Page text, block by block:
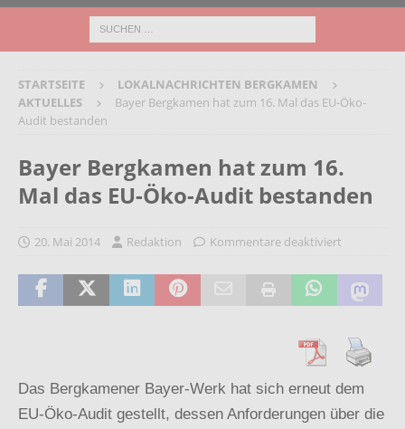
STARTSEITE
LOKALNACHRICHTEN BERGKAMEN
AKTUELLES
Bayer Bergkamen hat zum 16. Mal das EU-Öko-
Audit bestanden
Bayer Bergkamen hat zum 16.
Mal das EU-Öko-Audit bestanden
20. Mai 2014 Redaktion Kommentare deaktiviert
Das Bergkamener Bayer-Werk hat sich erneut dem
EU-Öko-Audit gestellt, dessen Anforderungen über die